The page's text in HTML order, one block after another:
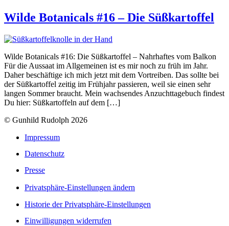
Wilde Botanicals #16 – Die Süßkartoffel
Wilde Botanicals #16: Die Süßkartoffel – Nahrhaftes vom Balkon
Für die Aussaat im Allgemeinen ist es mir noch zu früh im Jahr.
Daher beschäftige ich mich jetzt mit dem Vortreiben. Das sollte bei
der Süßkartoffel zeitig im Frühjahr passieren, weil sie einen sehr
langen Sommer braucht. Mein wachsendes Anzuchttagebuch findest
Du hier: Süßkartoffeln auf dem […]
© Gunhild Rudolph 2026
Impressum
Datenschutz
Presse
Privatsphäre-Einstellungen ändern
Historie der Privatsphäre-Einstellungen
Einwilligungen widerrufen